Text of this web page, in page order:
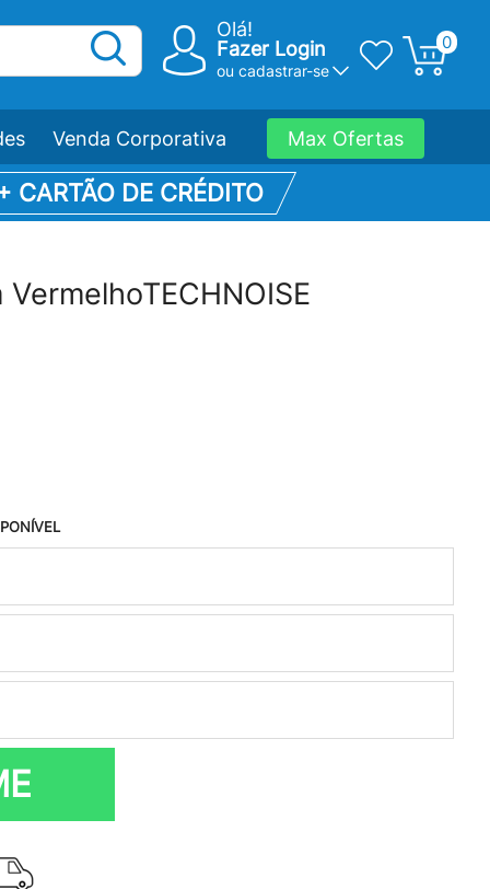
Olá!
Fazer Login
ou cadastrar-se
0
Venda Corporativa Max Ofertas
CARTÃO DE CRÉDITO